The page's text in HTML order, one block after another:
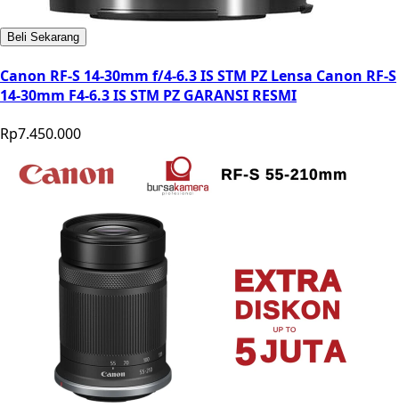
Beli Sekarang
Canon RF-S 14-30mm f/4-6.3 IS STM PZ Lensa Canon RF-S
14-30mm F4-6.3 IS STM PZ GARANSI RESMI
Rp7.450.000